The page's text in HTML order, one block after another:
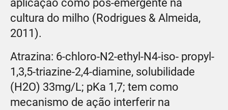
aplicação como pós-emergente na
cultura do milho (Rodrigues & Almeida,
2011).
Atrazina: 6-chloro-N2-ethyl-N4-iso- propyl-
1,3,5-triazine-2,4-diamine, solubilidade
(H2O) 33mg/L; pKa 1,7; tem como
mecanismo de ação interferir na